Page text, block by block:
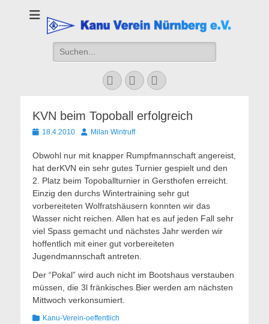
Kanu Verein
Nuernberg
Suchen
nach:
Facebook
YouTubeInstagram
KVN beim Topoball erfolgreich
Veröffentlicht
18.4.2010 AutorMilan Wintruff
Obwohl nur mit knapper Rumpfmannschaft angereist,
hat derKVN ein sehr gutes Turnier gespielt und den
2. Platz beim Topoballturnier in Gersthofen erreicht.
Einzig den durchs Wintertraining sehr gut
vorbereiteten Wolfratshäusern konnten wir das
Wasser nicht reichen. Allen hat es auf jeden Fall sehr
viel Spass gemacht und nächstes Jahr werden wir
hoffentlich mit einer gut vorbereiteten
Jugendmannschaft antreten.
Der “Pokal” wird auch nicht im Bootshaus verstauben
müssen, die 3l fränkisches Bier werden am nächsten
Mittwoch verkonsumiert.
Kategorien
Kanu-Verein-oeffentlich